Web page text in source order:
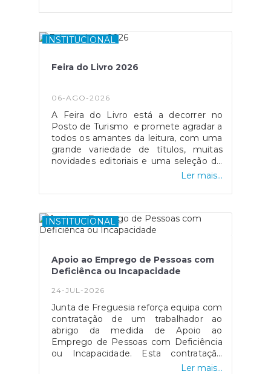
convívio e entretenimento.
INSTITUCIONAL
Feira do Livro 2026
06-AGO-2026
A Feira do Livro está a decorrer no
Posto de Turismo e promete agradar a
todos os amantes da leitura, com uma
grande variedade de títulos, muitas
novidades editoriais e uma seleção de
livros em saldo, com preços muito
15 de setembro, sendo uma excelente
todas as idades e interesses,
aproveitando as promoções
segunda a sexta-feira, no horário das
09h00 às 12h00 e das 13h00 às
17h00.Não perca esta oportunidade de
descobrir novas leituras, aproveitar os
promove o livro, a leitura e a cultura,
através da parceria entre a Junta de
freguesia e o projeto "Ao Pé das
Letras".
Ler mais...
INSTITUCIONAL
Apoio ao Emprego de Pessoas com
Deficiênca ou Incapacidade
24-JUL-2026
Junta de Freguesia reforça equipa com
contratação de um trabalhador ao
abrigo da medida de Apoio ao
Emprego de Pessoas com Deficiência
ou Incapacidade. Esta contratação
representa um compromisso da Junta
Ler mais...